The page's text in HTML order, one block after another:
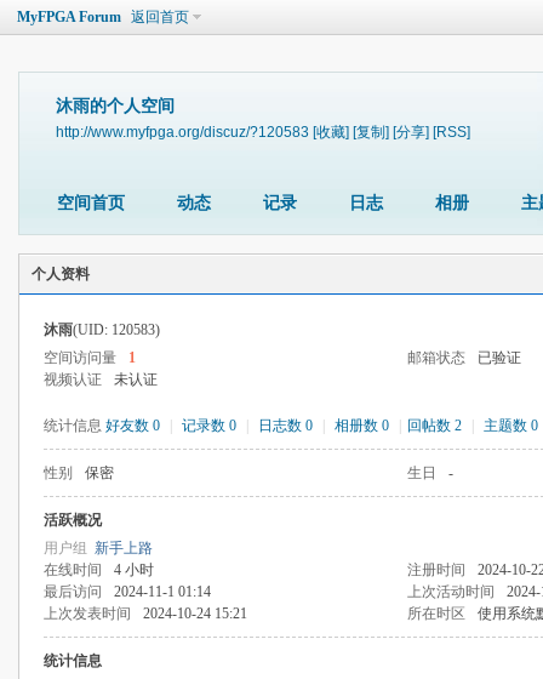
MyFPGA Forum 返回首页
沐雨的个人空间
http://www.myfpga.org/discuz/?120583 [收藏] [复制] [分享] [RSS]
空间首页 动态 记录 日志 相册 主
个人资料
沐雨(UID: 120583)
空间访问量
1 邮箱状态
已验证
视频认证
未认证
统计信息 好友数 0 记录数 0 日志数 0 相册数 0 回帖数 2 主题数 0
性别 保密 生日 -
活跃概况
用户组 新手上路
在线时间
4 小时 注册时间
2024-10-
最后访问
2024-11-1 01:14 上次活动时间
上次发表时间
2024-10-24 15:21 所在时区 使用系统
统计信息